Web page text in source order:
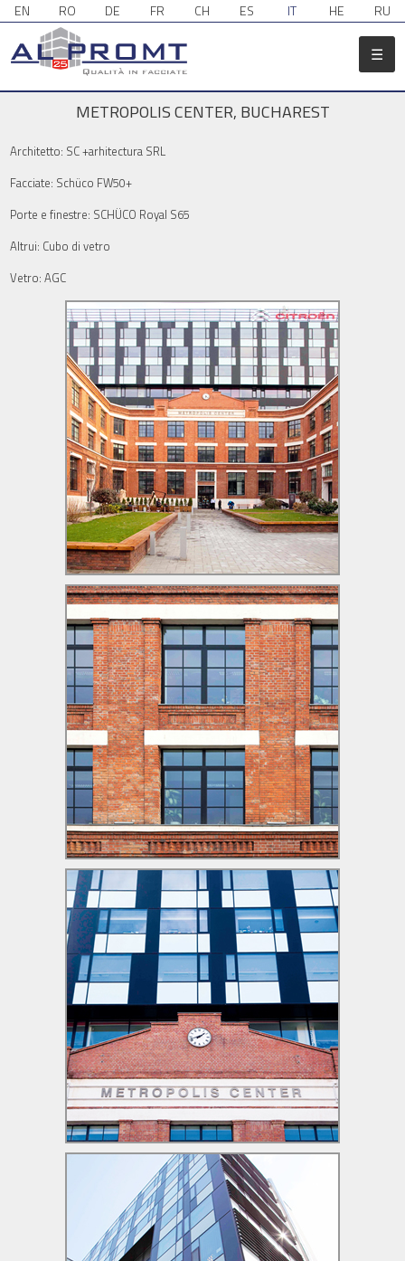
EN RO DE FR CH ES IT HE RU
☰
METROPOLIS CENTER, BUCHAREST
Architetto: SC +arhitectura SRL
Facciate: Schüco FW50+
Porte e finestre: SCHÜCO Royal S65
Altrui: Cubo di vetro
Vetro: AGC